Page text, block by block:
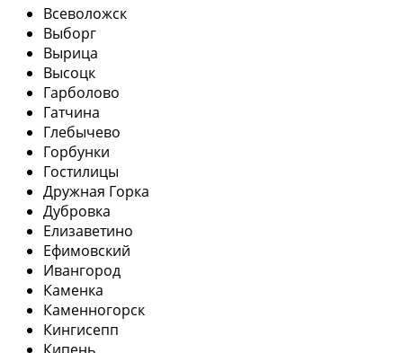
Всеволожск
Выборг
Вырица
Высоцк
Гарболово
Гатчина
Глебычево
Горбунки
Гостилицы
Дружная Горка
Дубровка
Елизаветино
Ефимовский
Ивангород
Каменка
Каменногорск
Кингисепп